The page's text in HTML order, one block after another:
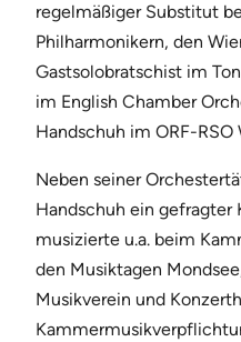
regelmäßiger Substitut
Philharmonikern, den
Gastsolobratschist im
im English Chamber
Handschuh im ORF-
Neben seiner
Handschuh ein gefragter
musizierte u.a. beim
den Musiktagen
Musikverein und